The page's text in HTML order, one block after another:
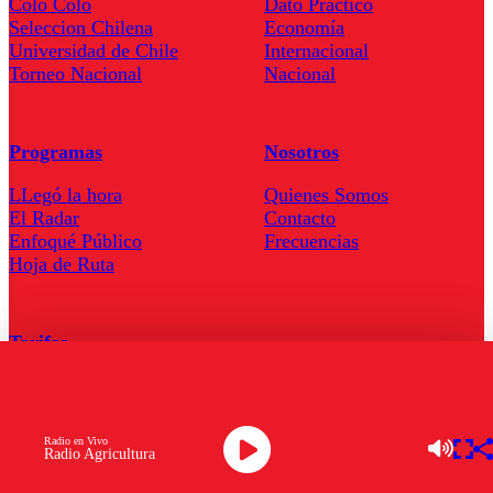
Radio Agricultura
Radio en Vivo
Colo Colo
Seleccion Chilena
Universidad de Chile
Torneo Nacional
Dato Practico
Economía
Internacional
Nacional
Programas
LLegó la hora
El Radar
Enfoqué Público
Hoja de Ruta
Nosotros
Quienes Somos
Contacto
Frecuencias
Tarifas